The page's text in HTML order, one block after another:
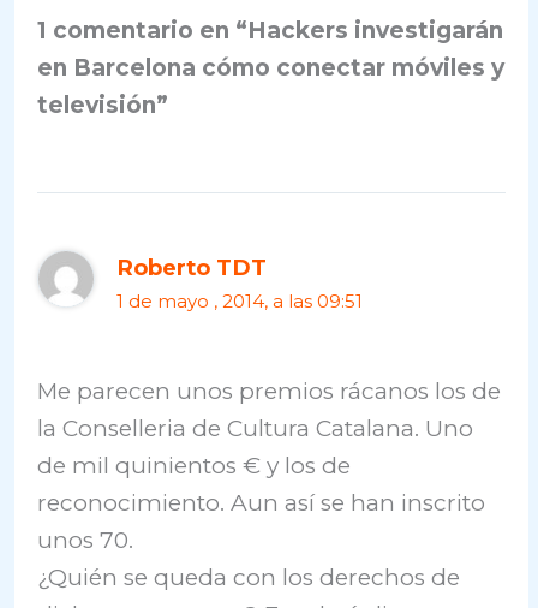
1 comentario en “Hackers investigarán
en Barcelona cómo conectar móviles y
televisión”
Roberto TDT
1 de mayo , 2014, a las 09:51
Me parecen unos premios rácanos los de
la Conselleria de Cultura Catalana. Uno
de mil quinientos € y los de
reconocimiento. Aun así se han inscrito
unos 70.
¿Quién se queda con los derechos de